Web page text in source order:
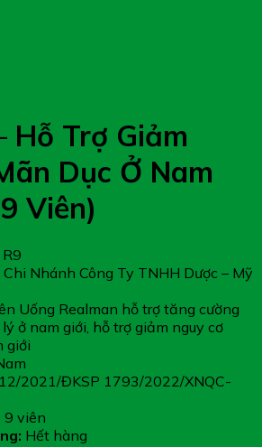
Hỗ Trợ Giảm
Dục Ở Nam
Viên)
R9
Chi Nhánh Công Ty TNHH Dược – Mỹ
Uống Realman hỗ trợ tăng cường
ở nam giới, hỗ trợ giảm nguy cơ
giới
2021/ĐKSP 1793/2022/XNQC-
9 viên
Hết hàng